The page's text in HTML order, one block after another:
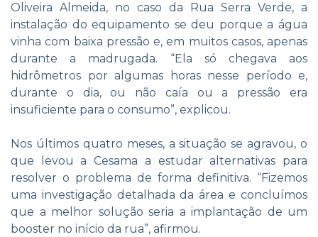
Oliveira Almeida, no caso da Rua Serra Verde, a
instalação do equipamento se deu porque a água
vinha com baixa pressão e, em muitos casos, apenas
durante a madrugada. “Ela só chegava aos
hidrômetros por algumas horas nesse período e,
durante o dia, ou não caía ou a pressão era
insuficiente para o consumo”, explicou.
Nos últimos quatro meses, a situação se agravou, o
que levou a Cesama a estudar alternativas para
resolver o problema de forma definitiva. “Fizemos
uma investigação detalhada da área e concluímos
que a melhor solução seria a implantação de um
booster no início da rua”, afirmou.